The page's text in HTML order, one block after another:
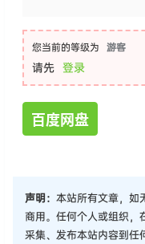
您当前的等级为 游客
请先 登录
百度网盘
声明： 本站所有文章，如
商用。任何个人或组织，
采集、发布本站内容到任